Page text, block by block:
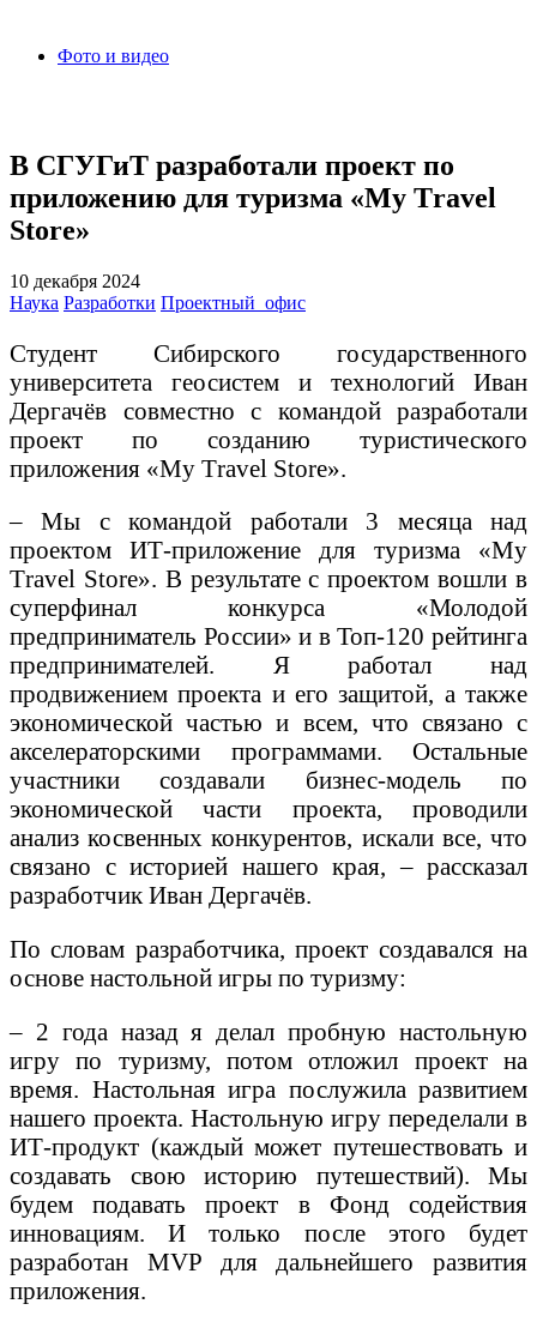
Фото и видео
В СГУГиТ разработали проект по
приложению для туризма «My Тravel
Store»
10 декабря 2024
Наука Разработки Проектный_офис
Студент Сибирского государственного
университета геосистем и технологий Иван
Дергачёв совместно с командой разработали
проект по созданию туристического
приложения «Мy Тravel Store».
– Мы с командой работали 3 месяца над
проектом ИТ-приложение для туризма «My
Тravel Store». В результате с проектом вошли в
суперфинал конкурса «Молодой
предприниматель России» и в Топ-120 рейтинга
предпринимателей. Я работал над
продвижением проекта и его защитой, а также
экономической частью и всем, что связано с
акселераторскими программами. Остальные
участники создавали бизнес-модель по
экономической части проекта, проводили
анализ косвенных конкурентов, искали все, что
связано с историей нашего края, – рассказал
разработчик Иван Дергачёв.
По словам разработчика, проект создавался на
основе настольной игры по туризму:
– 2 года назад я делал пробную настольную
игру по туризму, потом отложил проект на
время. Настольная игра послужила развитием
нашего проекта. Настольную игру переделали в
ИТ-продукт (каждый может путешествовать и
создавать свою историю путешествий). Мы
будем подавать проект в Фонд содействия
инновациям. И только после этого будет
разработан MVP для дальнейшего развития
приложения.